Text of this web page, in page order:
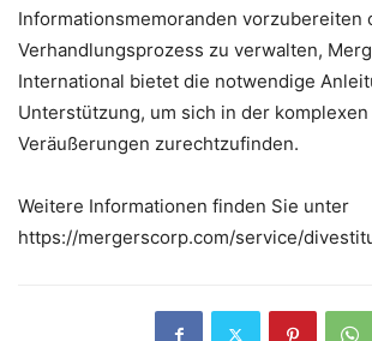
Informationsmemoranden vorzubereiten
Verhandlungsprozess zu verwalten,
International bietet die notwendige
Unterstützung, um sich in der
Veräußerungen zurechtzufinden.
Weitere Informationen finden Sie unter
https://mergerscorp.com/service/